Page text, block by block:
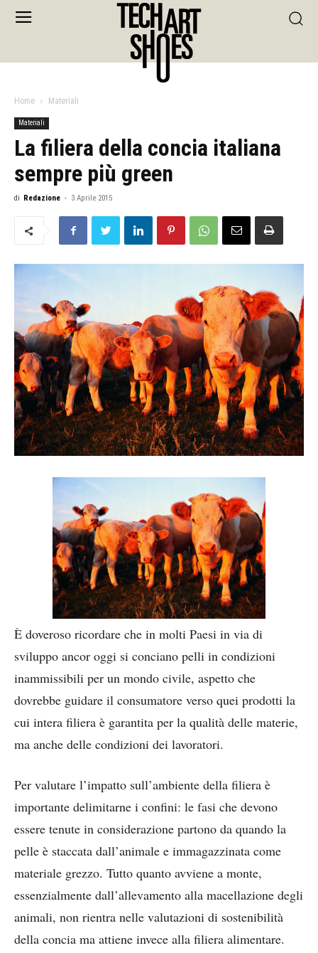
Home Materiali
Materiali
La filiera della concia italiana
sempre più green
di Redazione - 3 Aprile 2015
È doveroso ricordare che in molti Paesi in via di
sviluppo ancor oggi si conciano pelli in condizioni
inammissibili per un mondo civile, aspetto che
dovrebbe guidare il consumatore verso quei prodotti la
cui intera filiera è garantita per la qualità delle materie,
ma anche delle condizioni dei lavoratori.
Per valutare l’impatto sull’ambiente della filiera è
importante delimitarne i confini: le fasi che devono
essere tenute in considerazione partono da quando la
pelle è staccata dall’animale e immagazzinata come
materiale grezzo. Tutto quanto avviene a monte,
essenzialmente dall’allevamento alla macellazione degli
animali, non rientra nelle valutazioni di sostenibilità
della concia ma attiene invece alla filiera alimentare.